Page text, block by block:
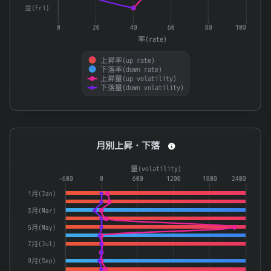
グローバルインフォメーション
0.923
タクマ 0.923
率(rate)
上昇率(up rate)
下落率(down rate)
上昇量(up volatility)
下落量(down volatility)
金(Fri)
0 20 40 60 80 100
End of interactive chart.
Combination chart with 4 data series.
The chart has 1 X axis displaying categories.
The chart has 2 Y axes displaying 率(rate) and 量
量(volatility)
1月(Jan)
3月(Mar)
5月(May)
7月(Jul)
9月(Sep)
0
-600 600 1200 1800 2400
月別上昇・下落